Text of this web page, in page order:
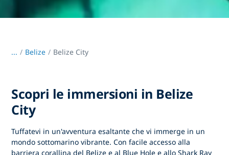
... / Belize Belize City
Scopri le immersioni in Belize
City
Tuffatevi in un'avventura esaltante che vi immerge in un
mondo sottomarino vibrante. Con facile accesso alla
barriera corallina del Belize e al Blue Hole e allo Shark Ray